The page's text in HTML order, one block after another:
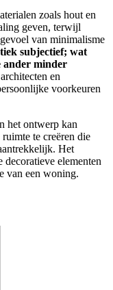
zoals hout en
geven, terwijl
van minimalisme
subjectief; wat
ander minder
en
voorkeuren
het ontwerp kan
te creëren die
Het
decoratieve elementen
van een woning.